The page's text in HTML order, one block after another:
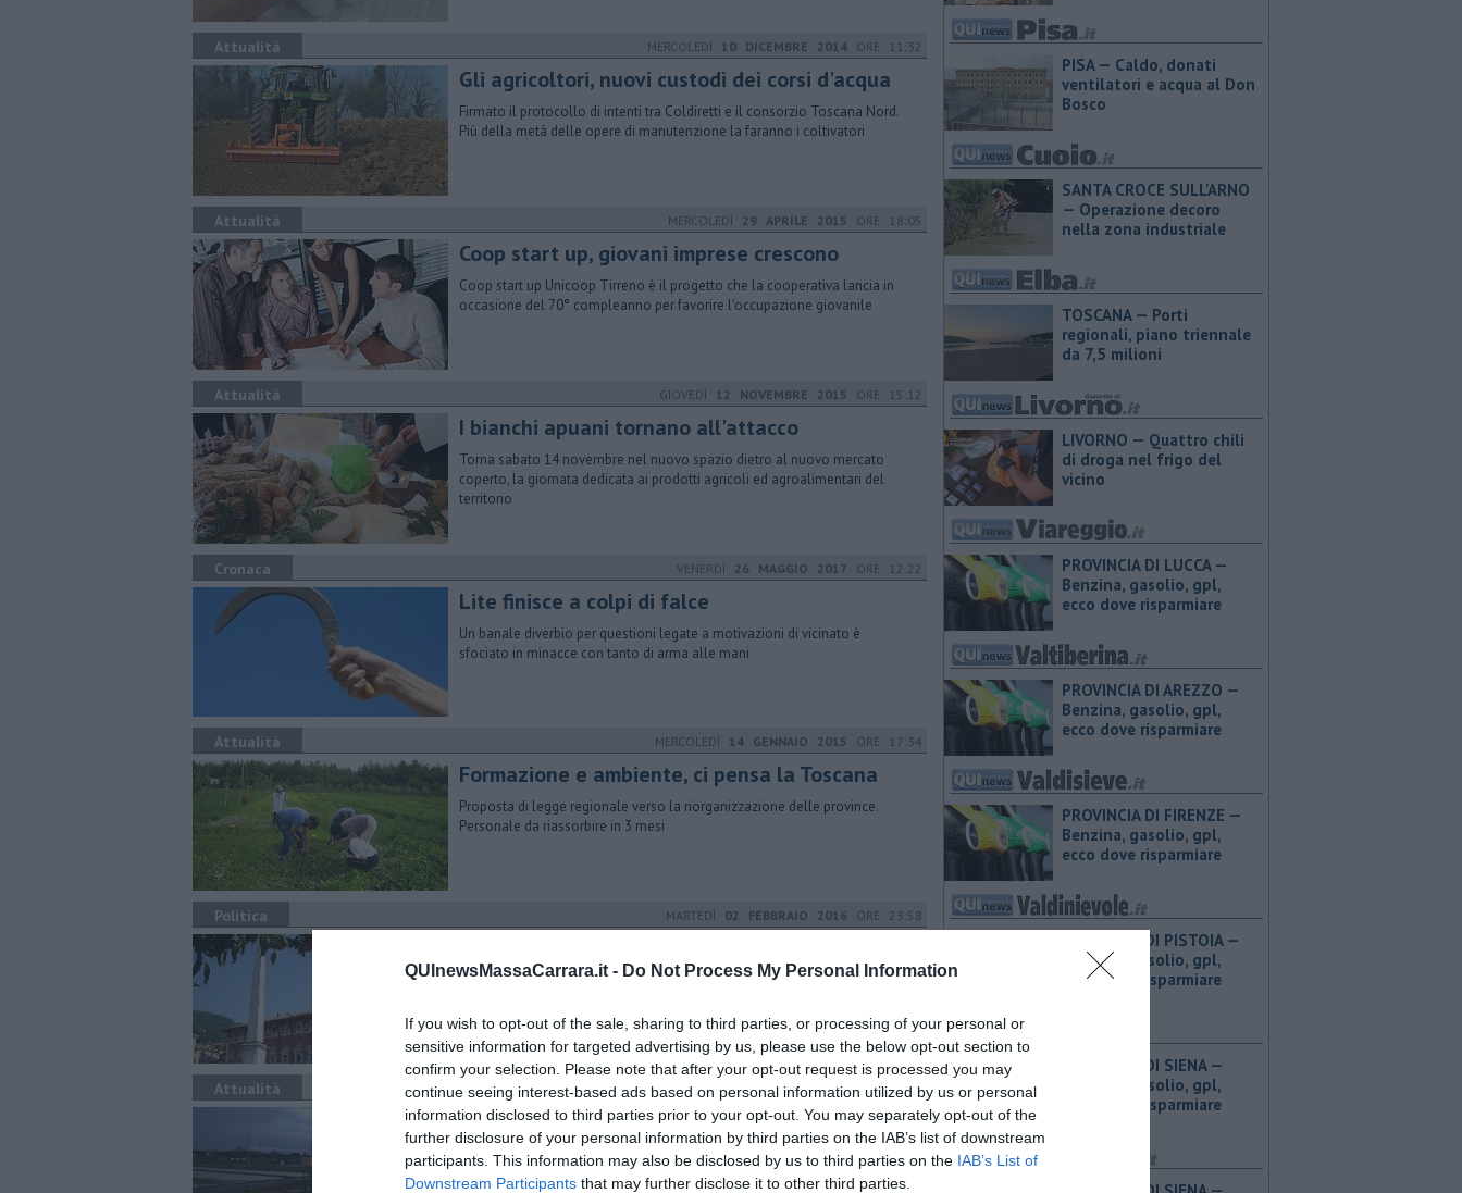
QUInewsMassaCarrara.it - Do Not Process My Personal Information
If you wish to opt-out of the sale, sharing to third parties, or processing of your personal or
sensitive information for targeted advertising by us, please use the below opt-out section to
confirm your selection. Please note that after your opt-out request is processed you may
continue seeing interest-based ads based on personal information utilized by us or personal
information disclosed to third parties prior to your opt-out. You may separately opt-out of the
further disclosure of your personal information by third parties on the IAB’s list of downstream
participants. This information may also be disclosed by us to third parties on the IAB’s List of
Downstream Participants that may further disclose it to other third parties.
Attualità MERCOLEDÌ 10 DICEMBRE 2014 ORE 11:32
Gli agricoltori, nuovi custodi dei corsi d'acqua
Firmato il protocollo di intenti tra Coldiretti e il consorzio Toscana Nord.
Più della metà delle opere di manutenzione la faranno i coltivatori
Attualità MERCOLEDÌ 29 APRILE 2015 ORE 18:05
Coop start up, giovani imprese crescono
Coop start up Unicoop Tirreno è il progetto che la cooperativa lancia in
occasione del 70° compleanno per favorire l'occupazione giovanile
Attualità GIOVEDÌ 12 NOVEMBRE 2015 ORE 15:12
I bianchi apuani tornano all'attacco
Torna sabato 14 novembre nel nuovo spazio dietro al nuovo mercato
coperto, la giornata dedicata ai prodotti agricoli ed agroalimentari del
territorio
Cronaca VENERDÌ 26 MAGGIO 2017 ORE 12:22
​Lite finisce a colpi di falce
Un banale diverbio per questioni legate a motivazioni di vicinato è
sfociato in minacce con tanto di arma alle mani
Attualità MERCOLEDÌ 14 GENNAIO 2015 ORE 17:34
Formazione e ambiente, ci pensa la Toscana
Proposta di legge regionale verso la riorganizzazione delle province.
Personale da riassorbire in 3 mesi
Politica MARTEDÌ 02 FEBBRAIO 2016 ORE 23:58
"Fondamentale passaggio delle funzioni tutelando competenze e
Attualità GIOVEDÌ31 LUGLIO 2014ORE 14:27
Maltempo, crollano le produzioni agricole
Coldiretti fa il punto della situazione a livello regionale. I raccolti di frutta
e verdura di stagione compromessi in tutta la Toscana
PISA — Caldo, donati
ventilatori e acqua al Don
Bosco
SANTA CROCE SULL'ARNO
— Operazione decoro
nella zona industriale
TOSCANA — Porti
regionali, piano triennale
da 7,5 milioni
LIVORNO — Quattro chili
di droga nel frigo del
vicino
PROVINCIA DI LUCCA — ​
Benzina, gasolio, gpl,
ecco dove risparmiare
PROVINCIA DI AREZZO — ​
Benzina, gasolio, gpl,
ecco dove risparmiare
PROVINCIA DI FIRENZE — ​
Benzina, gasolio, gpl,
ecco dove risparmiare
PROVINCIA DI PISTOIA — ​
Benzina, gasolio, gpl,
ecco dove risparmiare
PROVINCIA DI SIENA — ​
Benzina, gasolio, gpl,
ecco dove risparmiare